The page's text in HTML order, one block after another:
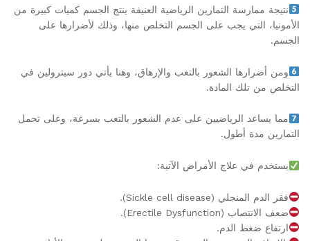
نتيجة ممارسة التمارين الرياضية العنيفة ينتج الجسم كميات كبيرة من
الأمونيا، التي يجب على الجسم التخلص منها، وذلك لأضرارها على
الجسم.
ومن أضرارها الشعور بالتعب والإرهاق، وهنا يأتي دور سيترولين في
التخلص من تلك المادة.
مما يساعد الرياضيين على عدم الشعور بالتعب بسرعة، وعلى تحمل
التمارين مدة أطول.
يستخدم في علاج الأمراض الآتية:
فقر الدم المنجلي (Sickle cell disease).
ضعف الانتصاب (Erectile Dysfunction).
ارتفاع ضغط الدم.